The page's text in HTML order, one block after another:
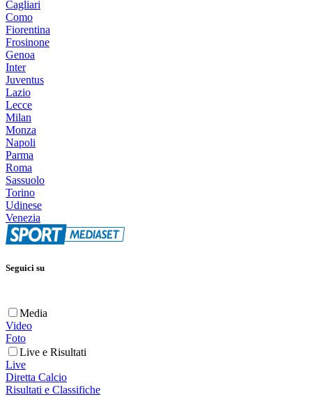
Cagliari
Como
Fiorentina
Frosinone
Genoa
Inter
Juventus
Lazio
Lecce
Milan
Monza
Napoli
Parma
Roma
Sassuolo
Torino
Udinese
Venezia
Seguici su
Media
Video
Foto
Live e Risultati
Live
Diretta Calcio
Risultati e Classifiche